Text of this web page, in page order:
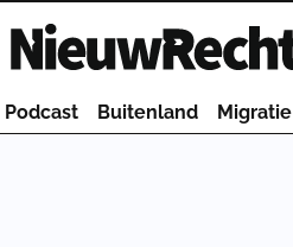
Homepage van NieuwRechts
Podcast Buitenland Migratie